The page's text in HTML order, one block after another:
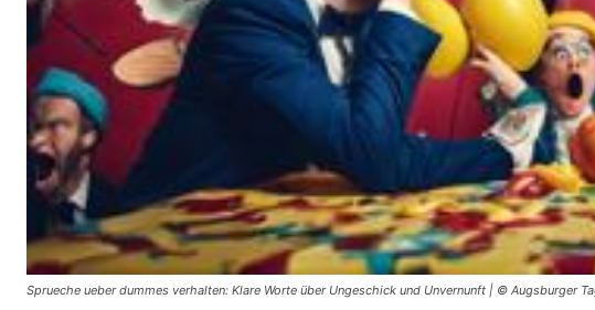
Sprueche ueber dummes verhalten: Klare Worte über Ungeschick und Unvernunft | © Augsburger